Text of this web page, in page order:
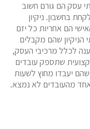
עסק הם גורם חשוב
בחשבון. ניקיון
הם אחריות כל יזם
הניקיון שהם מקבלים
לכלל מרכיבי העסק,
שתספק עובדים
יעבדו מחוץ לשעות
מהעובדים לא נמצא.